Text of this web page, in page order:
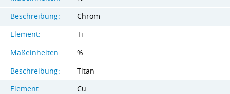
Beschreibung:
Chrom
Element:
Ti
Maßeinheiten:
%
Beschreibung:
Titan
Element:
Cu